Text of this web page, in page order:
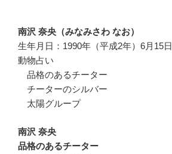
南沢 奈央（みなみさわ なお）
生年月日：1990年（平成2年）6月15日
動物占い
品格のあるチーター
チーターのシルバー
太陽グループ
南沢 奈央
品格のあるチーター